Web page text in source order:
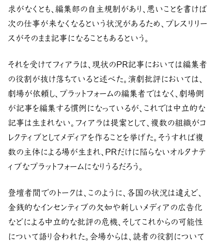
求がなくとも、編集部の自主規制があり、悪いことを書けば
次の仕事が来なくなるという状況があるため、プレスリリー
スがそのまま記事になることもあるという。
それを受けてフィアラは、現状のPR記事においては編集者
の役割が抜け落ちていると述べた。演劇批評においては、
劇場が依頼し、プラットフォームの編集者ではなく、劇場側
が記事を編集する慣例になっているが、これでは中立的な
記事は生まれない。フィアラは提案として、複数の組織がコ
レクティブとしてメディアを作ることを挙げた。そうすれば複
数の主体による場が生まれ、PRだけに陥らないオルタナテ
ィブなプラットフォームになりうるだろう。
登壇者間でのトークは、このように、各国の状況は違えど、
金銭的なインセンティブの欠如や新しいメディアの広告化
などによる中立的な批評の危機、そしてこれからの可能性
について語り合われた。会場からは、読者の役割について